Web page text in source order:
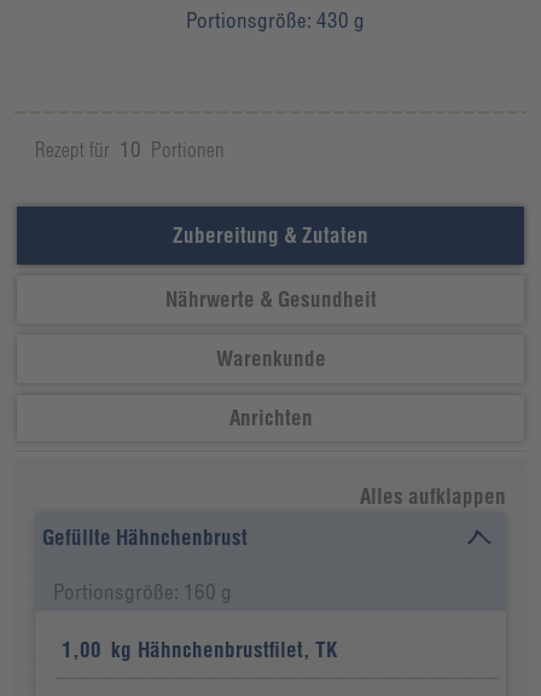
Portionsgröße:430 g
Rezept für 10 Portionen
Zubereitung & Zutaten
Nährwerte & Gesundheit
Warenkunde
Anrichten
Alles aufklappen
Gefüllte Hähnchenbrust
Portionsgröße: 160 g
1,00 kg Hähnchenbrustfilet, TK